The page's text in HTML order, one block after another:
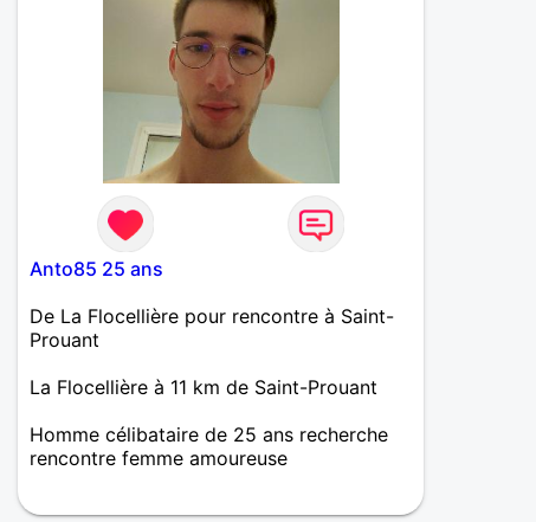
Anto85 25 ans
De La Flocellière pour rencontre à Saint-
Prouant
La Flocellière à 11 km de Saint-Prouant
Homme célibataire de 25 ans recherche
rencontre femme amoureuse